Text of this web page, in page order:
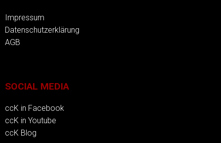
Impressum
Datenschutzerklärung
AGB
SOCIAL MEDIA
ccK in Facebook
ccK in Youtube
ccK Blog